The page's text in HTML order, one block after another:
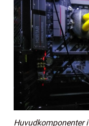
Huvudkomponenter